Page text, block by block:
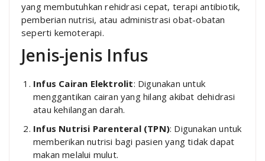
yang membutuhkan rehidrasi cepat, terapi antibiotik,
pemberian nutrisi, atau administrasi obat-obatan
seperti kemoterapi.
Jenis-jenis Infus
Infus Cairan Elektrolit: Digunakan untuk
menggantikan cairan yang hilang akibat dehidrasi
atau kehilangan darah.
Infus Nutrisi Parenteral (TPN): Digunakan untuk
memberikan nutrisi bagi pasien yang tidak dapat
makan melalui mulut.